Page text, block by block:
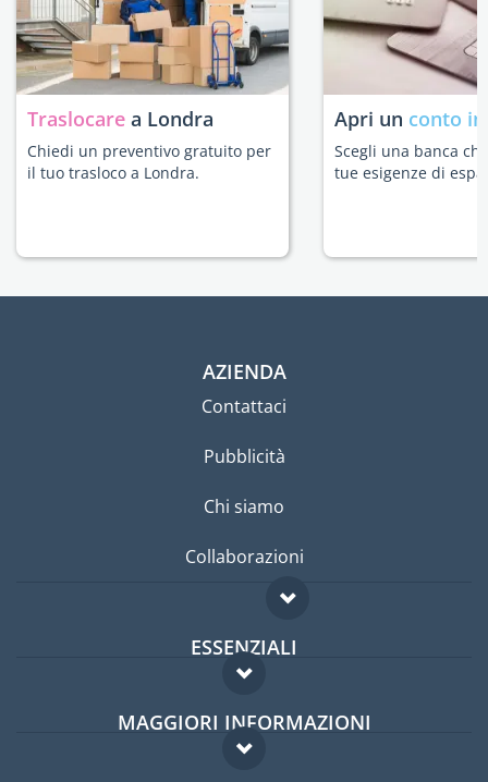
Traslocare a Londra
Chiedi un preventivo gratuito per
il tuo trasloco a Londra.
Apri un conto
Scegli una banca
tue esigenze di
AZIENDA
Contattaci
Pubblicità
Chi siamo
Collaborazioni
ESSENZIALI
Forum per expat
Guida per expat
MAGGIORI INFORMAZIONI
Domande frequenti